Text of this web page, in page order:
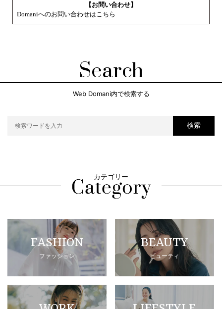
【お問い合わせ】
Domaniへのお問い合わせはこちら
Search
Web Domani内で検索する
検索
カテゴリー
FASHION
ファッション
BEAUTY
ビューティ